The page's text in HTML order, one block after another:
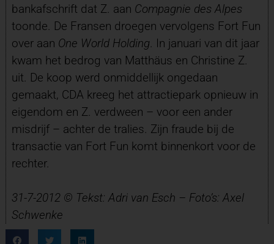
bankafschrift dat Z. aan Compagnie des Alpes
toonde. De Fransen droegen vervolgens Fort Fun
over aan One World Holding. In januari van dit jaar
kwam het bedrog van Matthäus en Christine Z.
uit. De koop werd onmiddellijk ongedaan
gemaakt, CDA kreeg het attractiepark opnieuw in
eigendom en Z. verdween – voor een ander
misdrijf – achter de tralies. Zijn fraude bij de
transactie van Fort Fun komt binnenkort voor de
rechter.
31-7-2012 © Tekst: Adri van Esch – Foto’s: Axel
Schwenke